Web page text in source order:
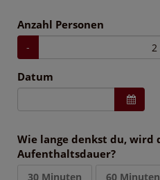
Anzahl Personen
-
Datum
Wie lange denkst du, wird
Aufenthaltsdauer?
30 Minuten 60 Minuten